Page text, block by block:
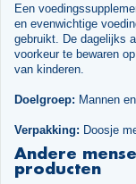
Een
en evenwichtige
gebruikt. De dagelijks
voorkeur te bewaren
van kinderen.
Doelgroep: Mannen
Verpakking: Doosje
Andere
producten